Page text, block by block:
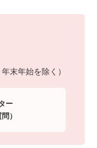
末年始を除く）
ー
）